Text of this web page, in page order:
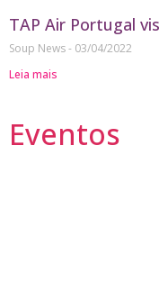
TAP Air Portugal
Soup News
03/04/2022
Leia mais
Eventos